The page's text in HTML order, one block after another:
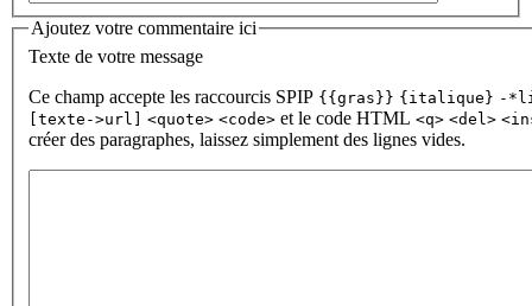
Ajoutez votre commentaire ici
Texte de votre message
Ce champ accepte les raccourcis SPIP {{gras}} {italique} -
[texte->url]
<quote> <code> et le code HTML <q> <del>
créer des paragraphes, laissez simplement des lignes vides.